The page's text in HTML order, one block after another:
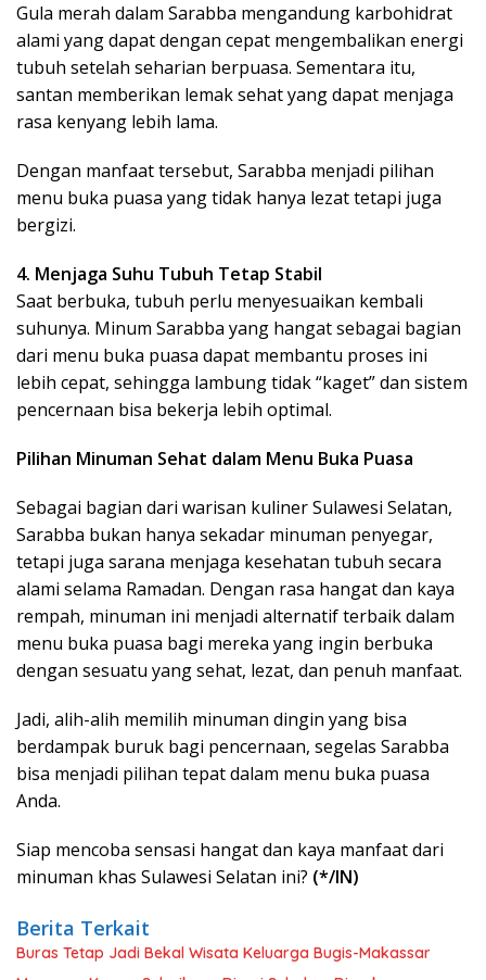
Gula merah dalam Sarabba mengandung karbohidrat
alami yang dapat dengan cepat mengembalikan energi
tubuh setelah seharian berpuasa. Sementara itu,
santan memberikan lemak sehat yang dapat menjaga
rasa kenyang lebih lama.
Dengan manfaat tersebut, Sarabba menjadi pilihan
menu buka puasa yang tidak hanya lezat tetapi juga
bergizi.
4. Menjaga Suhu Tubuh Tetap Stabil
Saat berbuka, tubuh perlu menyesuaikan kembali
suhunya. Minum Sarabba yang hangat sebagai bagian
dari menu buka puasa dapat membantu proses ini
lebih cepat, sehingga lambung tidak “kaget” dan sistem
pencernaan bisa bekerja lebih optimal.
Pilihan Minuman Sehat dalam Menu Buka Puasa
Sebagai bagian dari warisan kuliner Sulawesi Selatan,
Sarabba bukan hanya sekadar minuman penyegar,
tetapi juga sarana menjaga kesehatan tubuh secara
alami selama Ramadan. Dengan rasa hangat dan kaya
rempah, minuman ini menjadi alternatif terbaik dalam
menu buka puasa bagi mereka yang ingin berbuka
dengan sesuatu yang sehat, lezat, dan penuh manfaat.
Jadi, alih-alih memilih minuman dingin yang bisa
berdampak buruk bagi pencernaan, segelas Sarabba
bisa menjadi pilihan tepat dalam menu buka puasa
Anda.
Siap mencoba sensasi hangat dan kaya manfaat dari
minuman khas Sulawesi Selatan ini? (*/IN)
Berita Terkait
Buras Tetap Jadi Bekal Wisata Keluarga Bugis-Makassar